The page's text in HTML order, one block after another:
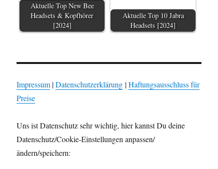
Aktuelle Top New Bee
Headsets & Kopfhörer
[2024]
Aktuelle Top 10 Jabra
Headsets [2024]
Impressum |Datenschutzerklärung |Haftungsausschluss für
Preise
Uns ist Datenschutz sehr wichtig, hier kannst Du deine
Datenschutz/Cookie-Einstellungen anpassen/
ändern/speichern: